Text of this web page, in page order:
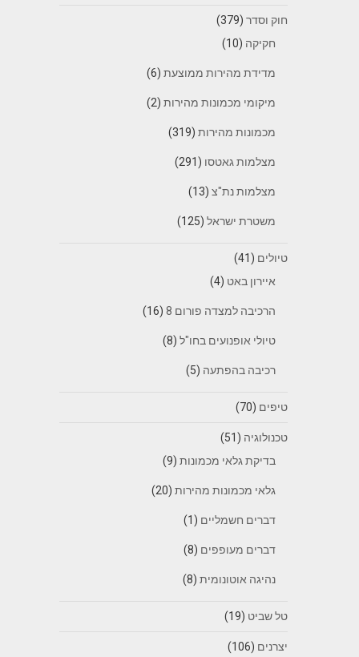
חוק וסדר(379)
חקיקה (10)
מדידת מהירות ממוצעת(6)
מיקומי מכמונות מהירות(2)
מכמונות מהירות(319)
מצלמות גאטסו (291)
מצלמות נת"צ(13)
משטרת ישראל(125)
טיולים (41)
איירון באט (4)
הרכיבה למצדה פורום 8 (16)
טיולי אופנועים בחו"ל(8)
רכיבה בהפתעה (5)
טיפים (70)
טכנולוגיה (51)
בדיקת גלאי מכמונות(9)
גלאי מכמונות מהירות(20)
דברים חשמליים (1)
דברים מעופפים (8)
נהיגה אוטונומית(8)
טל שביט (19)
יצרנים (106)